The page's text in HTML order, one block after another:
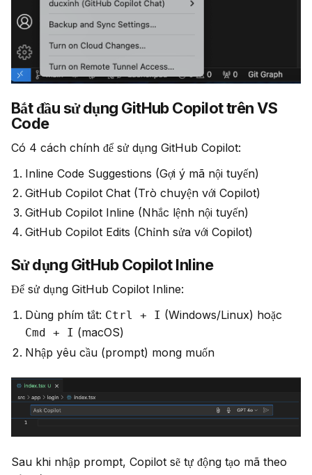
Bắt đầu sử dụng GitHub Copilot trên VS
Code
Có 4 cách chính để sử dụng GitHub Copilot:
Inline Code Suggestions (Gợi ý mã nội tuyến)
GitHub Copilot Chat (Trò chuyện với Copilot)
GitHub Copilot Inline (Nhắc lệnh nội tuyến)
GitHub Copilot Edits (Chỉnh sửa với Copilot)
Sử dụng GitHub Copilot Inline
Để sử dụng GitHub Copilot Inline:
Dùng phím tắt: Ctrl + I (Windows/Linux) hoặc
Cmd + I (macOS)
Nhập yêu cầu (prompt) mong muốn
Sau khi nhập prompt, Copilot sẽ tự động tạo mã theo